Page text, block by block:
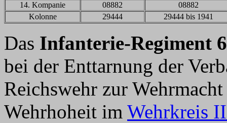
14. Kompanie
08882
08882
Kolonne
29444 29444 bis 1941
Das Infanterie-Regiment
bei der Enttarnung der
Reichswehr zur
Wehrhoheit im Wehrkreis